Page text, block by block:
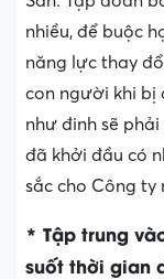
nhiều, để buộc
năng lực thay
con người khi bị
như đinh sẽ
đã khởi đầu có
sắc cho Công ty
* Tập trung
suốt thời gian